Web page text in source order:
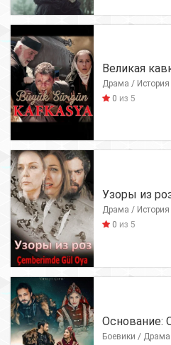
Великая
Драма /
0 из 5
Узоры из
Драма /
0 из 5
Основание:
Боевики /